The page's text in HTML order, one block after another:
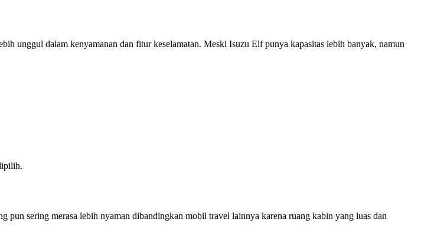
unggul dalam kenyamanan dan fitur keselamatan. Meski Isuzu Elf punya kapasitas lebih banyak, namun
sering merasa lebih nyaman dibandingkan mobil travel lainnya karena ruang kabin yang luas dan